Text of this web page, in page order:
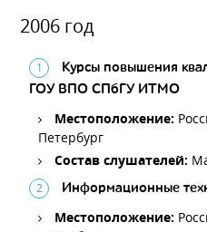
2006 год
Курсы повышения
ГОУ ВПО СПбГУ ИТМО
Местоположение:
Петербург
Состав слушателей:
Информационные
Местоположение: